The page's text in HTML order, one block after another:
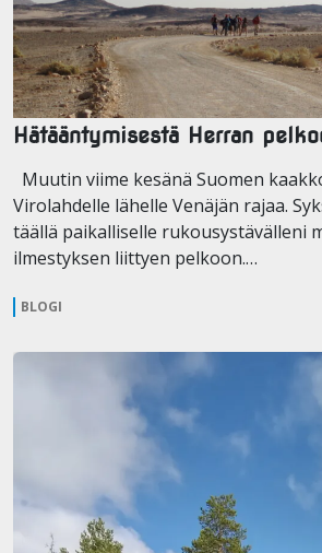
Hätääntymisestä Herran
Muutin viime kesänä Suomen
Virolahdelle lähelle Venäjän rajaa.
täällä paikalliselle rukousystävälleni
ilmestyksen liittyen pelkoon.…
BLOGI